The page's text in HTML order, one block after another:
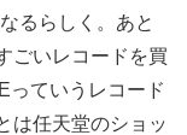
るらしく。あと
ごいレコードを買
っていうレコード
は任天堂のショッ